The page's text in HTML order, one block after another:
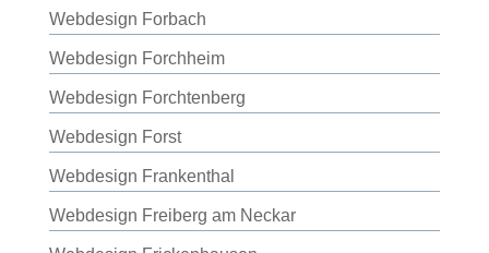
Webdesign Forbach
Webdesign Forchheim
Webdesign Forchtenberg
Webdesign Forst
Webdesign Frankenthal
Webdesign Freiberg am Neckar